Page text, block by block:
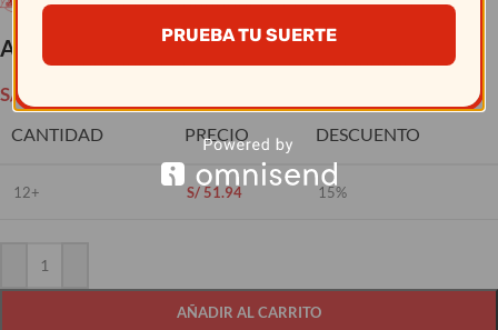
Asador Cuadrado Nº 28 – Record
S/ 61.10
CANTIDAD PRECIO DESCUENTO
12+ S/ 51.94 15%
AÑADIR AL CARRITO
PRUEBA TU SUERTE